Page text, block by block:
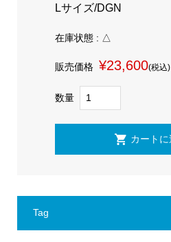
Lサイズ/DGN
在庫状態 : △
販売価格 ¥23,600(税込)
数量
Tag